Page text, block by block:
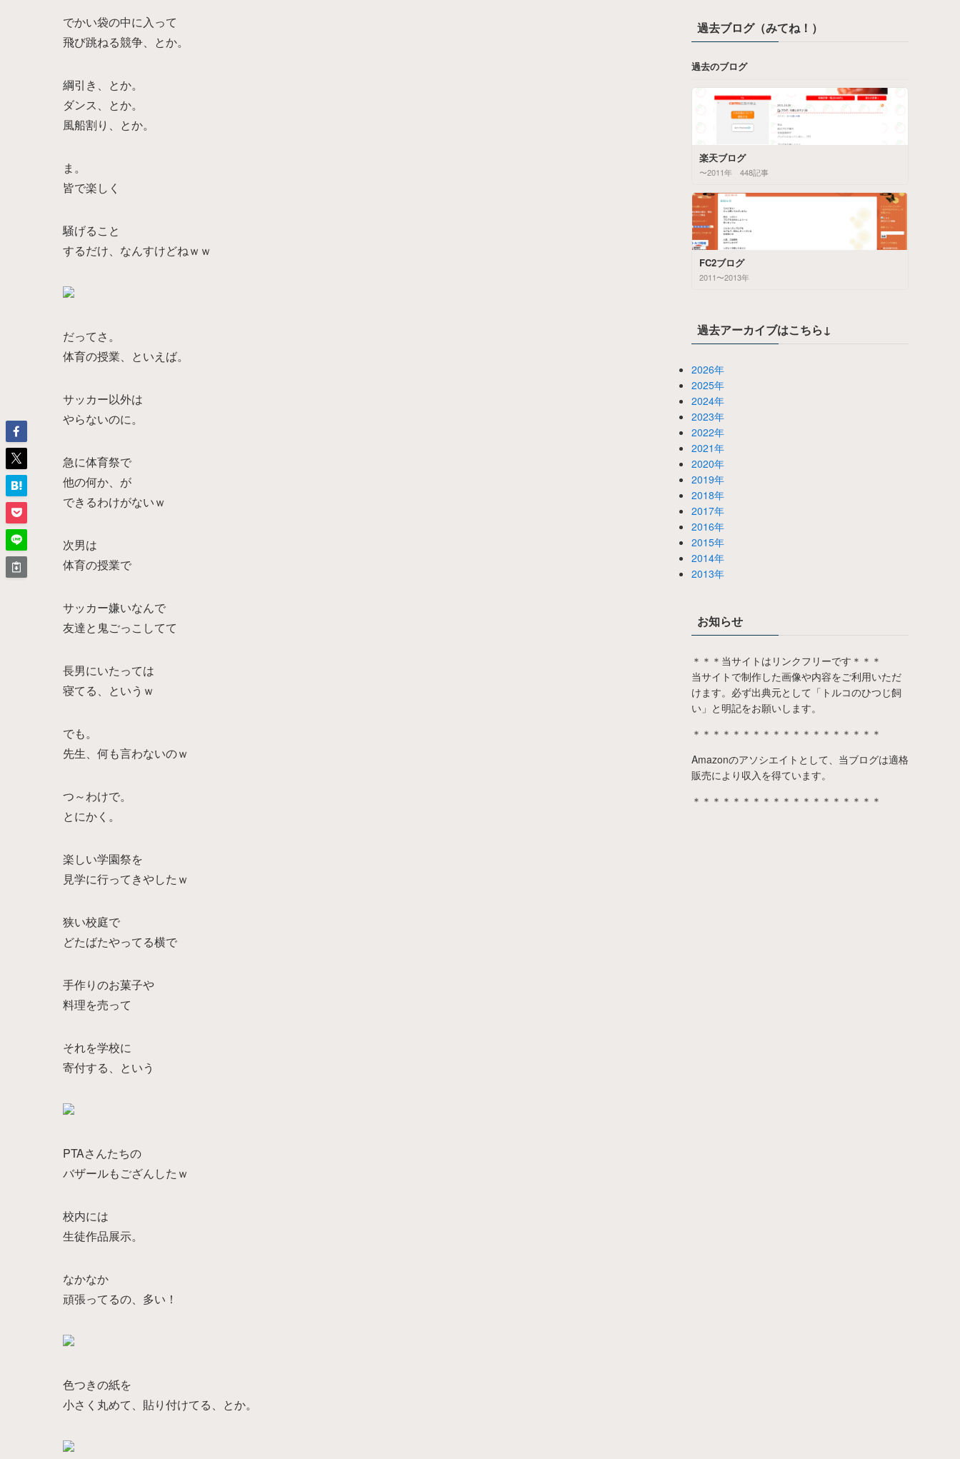
でかい袋の中に入って
飛び跳ねる競争、とか。
綱引き、とか。
ダンス、とか。
風船割り、とか。
ま。
皆で楽しく
騒げること
するだけ、なんすけどねｗｗ
だってさ。
体育の授業、といえば。
サッカー以外は
やらないのに。
急に体育祭で
他の何か、が
できるわけがないｗ
次男は
体育の授業で
サッカー嫌いなんで
友達と鬼ごっこしてて
長男にいたっては
寝てる、というｗ
でも。
先生、何も言わないのｗ
つ～わけで。
とにかく。
楽しい学園祭を
見学に行ってきやしたｗ
狭い校庭で
どたばたやってる横で
手作りのお菓子や
料理を売って
それを学校に
寄付する、という
PTAさんたちの
バザールもござんしたｗ
校内には
生徒作品展示。
なかなか
頑張ってるの、多い！
色つきの紙を
小さく丸めて、貼り付けてる、とか。
過去ブログ（みてね！）
過去のブログ
楽天ブログ
〜2011年 448記事
FC2ブログ
2011〜2013年
過去アーカイブはこちら↓
2026年
2025年
2024年
2023年
2022年
2021年
2020年
2019年
2018年
2017年
2016年
2015年
2014年
2013年
お知らせ
＊＊＊当サイトはリンクフリーです＊＊＊
当サイトで制作した画像や内容をご利用いただ
けます。必ず出典元として「トルコのひつじ飼
い」と明記をお願いします。
＊＊＊＊＊＊＊＊＊＊＊＊＊＊＊＊＊＊＊
Amazonのアソシエイトとして、当ブログは適格
販売により収入を得ています。
＊＊＊＊＊＊＊＊＊＊＊＊＊＊＊＊＊＊＊